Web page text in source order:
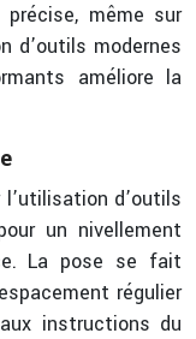
même sur
d’outils modernes
améliore la
d’outils
un nivellement
La pose se fait
régulier
instructions du